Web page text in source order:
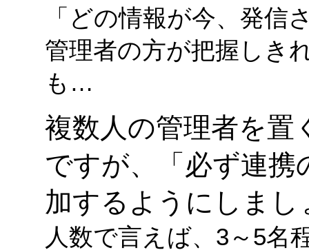
「どの情報が今、発信
管理者の方が把握しき
も…
複数人の管理者を置
ですが、「必ず連携
加するようにしまし
人数で言えば、3～5名